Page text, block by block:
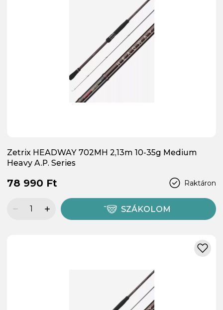
Zetrix HEADWAY 702MH 2,13m 10-35g Medium
Heavy A.P. Series
Raktáron
78 990 Ft
SZÁKOLOM